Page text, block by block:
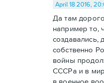
April 18 2016,
Да там
например то,
создавались,
собственно
войны
СССРа и в